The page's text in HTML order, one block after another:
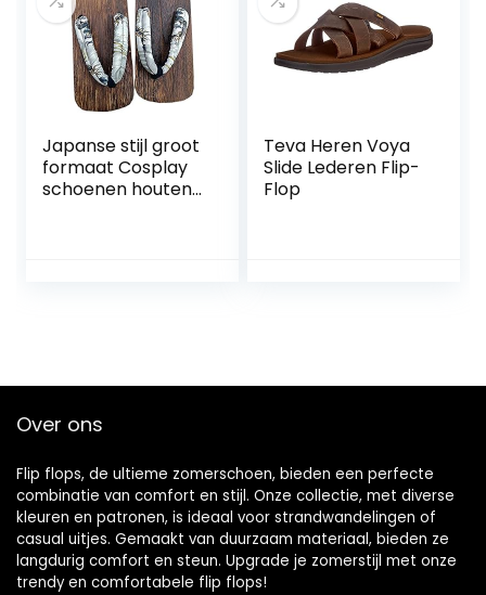
Japanse stijl groot
formaat Cosplay
schoenen houten
Teva Heren Voya
Slide Lederen Flip-
Flop
Over ons
Flip flops, de ultieme zomerschoen, bieden een perfecte
combinatie van comfort en stijl. Onze collectie, met diverse
kleuren en patronen, is ideaal voor strandwandelingen of
casual uitjes. Gemaakt van duurzaam materiaal, bieden ze
langdurig comfort en steun. Upgrade je zomerstijl met onze
trendy en comfortabele flip flops!